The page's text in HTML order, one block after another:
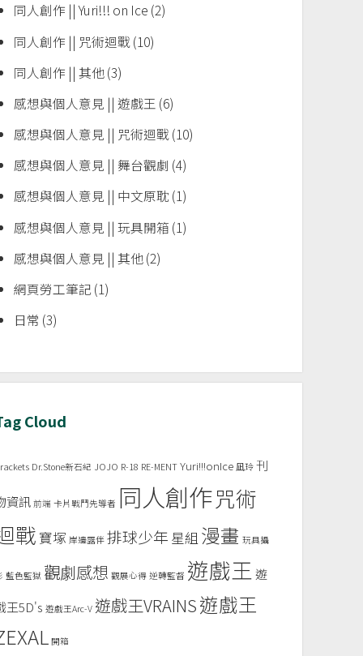
同人創作 || Yuri!!! on Ice (2)
同人創作 || 咒術迴戰(10)
同人創作 || 其他(3)
感想與個人意見 || 遊戲王 (6)
感想與個人意見 || 咒術迴戰(10)
感想與個人意見 || 舞台觀劇 (4)
感想與個人意見 || 中文原耽 (1)
感想與個人意見 || 玩具開箱 (1)
感想與個人意見 || 其他(2)
網頁勞工筆記(1)
日常 (3)
Cloud
Dr.Stone新石紀 JOJO R-18 RE-MENT Yuri!!!onIce 凪玲 刊
資訊 前端 卡片戰鬥先導者 同人創作咒術
戰 寶塚 岸邊露伴 排球少年 星組 漫畫 玩具攝
藍色監獄 觀劇感想 觀展心得 逆轉監督 遊戲王 遊
王5D's 遊戲王Arc-V 遊戲王VRAINS遊戲王
開箱